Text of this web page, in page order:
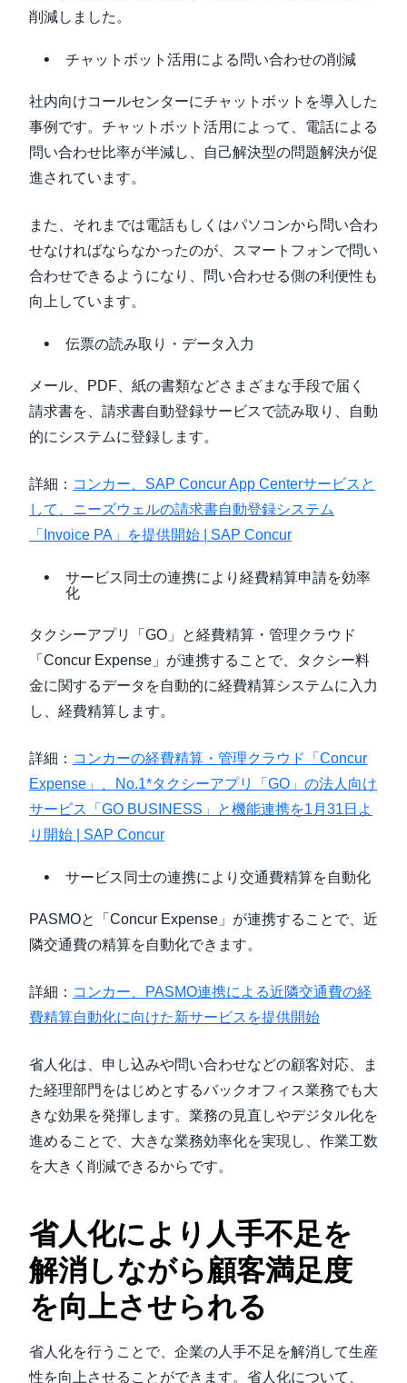
削減しました。
チャットボット活用による問い合わせの削減
社内向けコールセンターにチャットボットを導入した
事例です。チャットボット活用によって、電話による
問い合わせ比率が半減し、自己解決型の問題解決が促
進されています。
また、それまでは電話もしくはパソコンから問い合わ
せなければならなかったのが、スマートフォンで問い
合わせできるようになり、問い合わせる側の利便性も
向上しています。
伝票の読み取り・データ入力
メール、PDF、紙の書類などさまざまな手段で届く
請求書を、請求書自動登録サービスで読み取り、自動
的にシステムに登録します。
詳細： コンカー、SAP Concur App Centerサービスと
して、ニーズウェルの請求書自動登録システム
「Invoice PA」を提供開始 | SAP Concur
サービス同士の連携により経費精算申請を効率
化
タクシーアプリ「GO」と経費精算・管理クラウド
「Concur Expense」が連携することで、タクシー料
金に関するデータを自動的に経費精算システムに入力
し、経費精算します。
詳細： コンカーの経費精算・管理クラウド「Concur
Expense」、No.1*タクシーアプリ「GO」の法人向け
サービス「GO BUSINESS」と機能連携を1月31日よ
り開始 | SAP Concur
サービス同士の連携により交通費精算を自動化
PASMOと「Concur Expense」が連携することで、近
隣交通費の精算を自動化できます。
詳細： コンカー、PASMO連携による近隣交通費の経
費精算自動化に向けた新サービスを提供開始
省人化は、申し込みや問い合わせなどの顧客対応、ま
た経理部門をはじめとするバックオフィス業務でも大
きな効果を発揮します。業務の見直しやデジタル化を
進めることで、大きな業務効率化を実現し、作業工数
を大きく削減できるからです。
省人化により人手不足を
解消しながら顧客満足度
を向上させられる
省人化を行うことで、企業の人手不足を解消して生産
性を向上させることができます。省人化について、